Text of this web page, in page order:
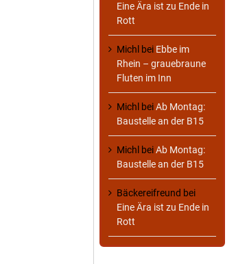
Eine Ära ist zu Ende in
Rott
Michl bei Ebbe im
Rhein – grauebraune
Fluten im Inn
Michl beiAb Montag:
Baustelle an der B15
Michl beiAb Montag:
Baustelle an der B15
Bäckereifreund bei
Eine Ära ist zu Ende in
Rott